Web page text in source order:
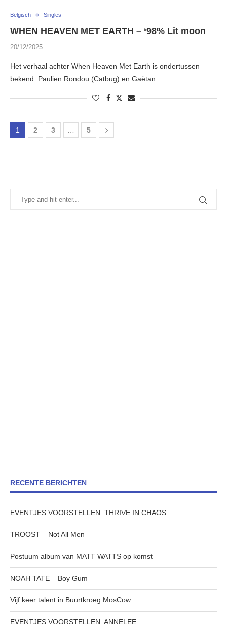
Belgisch Singles
WHEN HEAVEN MET EARTH – ‘98% Lit moon
20/12/2025
Het verhaal achter When Heaven Met Earth is ondertussen
bekend. Paulien Rondou (Catbug) en Gaëtan …
1 2 3 … 5
RECENTE BERICHTEN
EVENTJES VOORSTELLEN: THRIVE IN CHAOS
TROOST – Not All Men
Postuum album van MATT WATTS op komst
NOAH TATE – Boy Gum
Vijf keer talent in Buurtkroeg MosCow
EVENTJES VOORSTELLEN: ANNELEE